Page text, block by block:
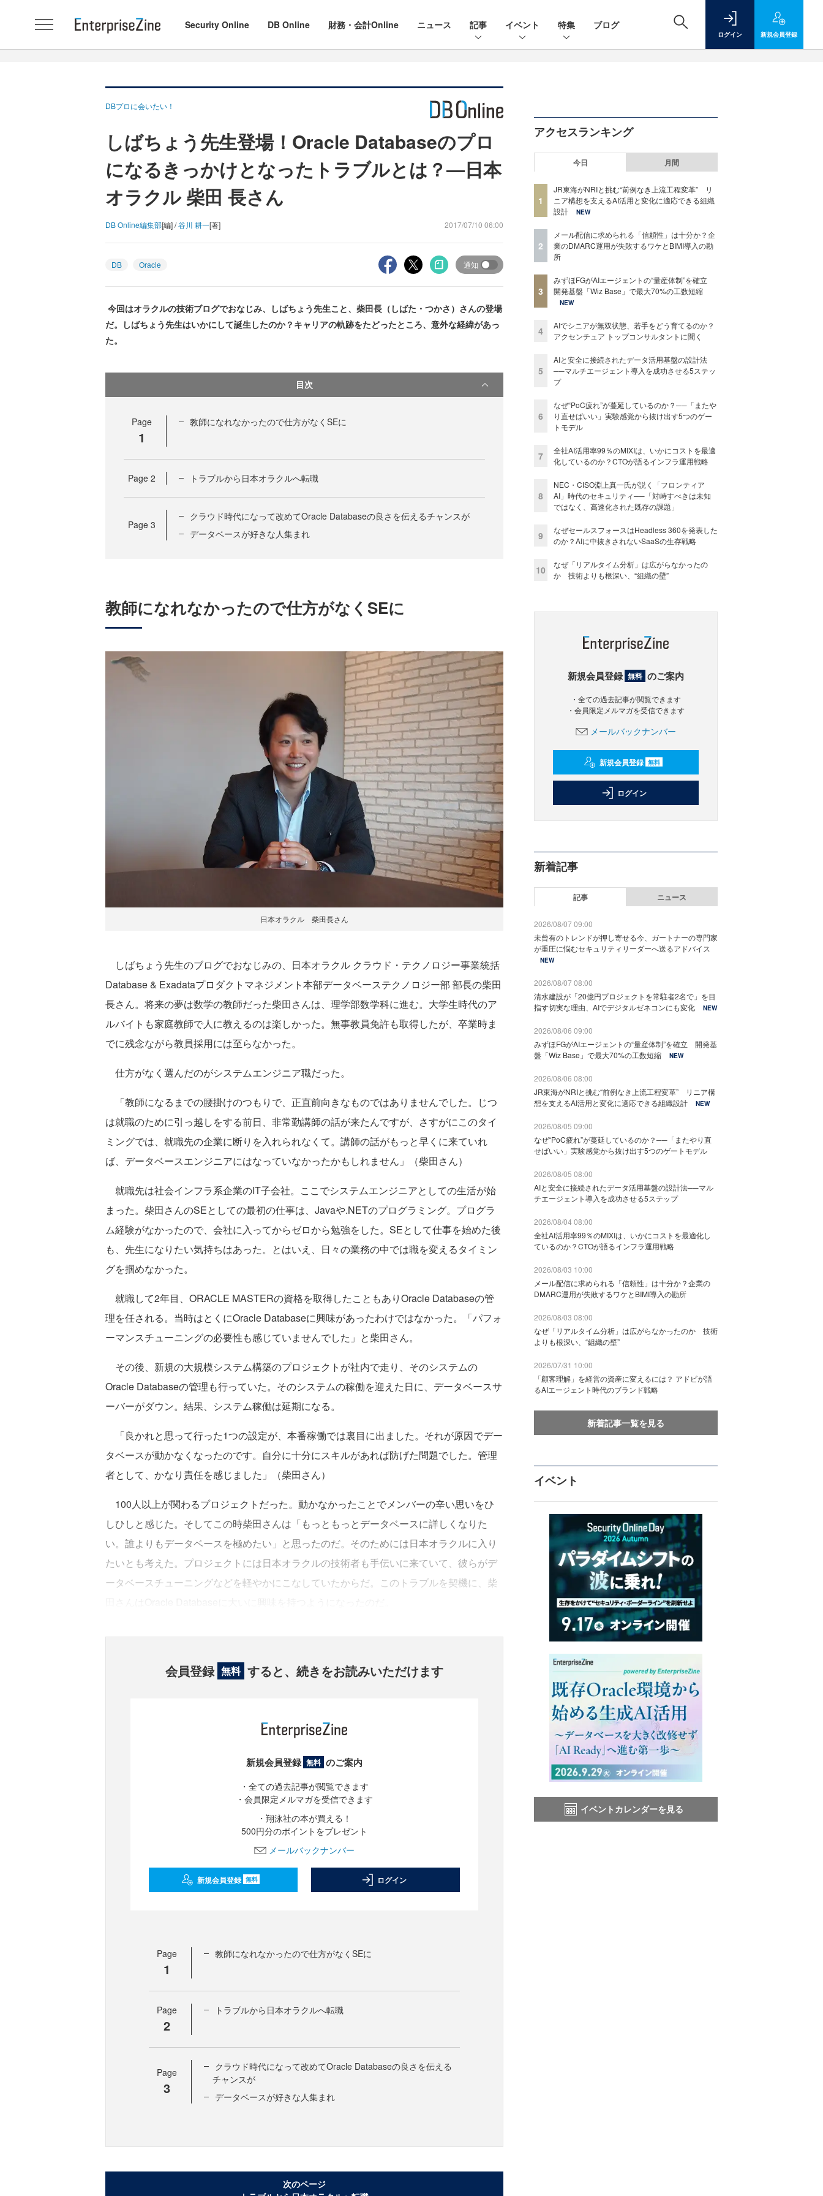
Security Online DB Online 財務・会計Online ニュース 記事 イベント 特集 ブログ
ログイン 新規会員登録
DBプロに会いたい！
しばちょう先生登場！Oracle Databaseのプロ
になるきっかけとなったトラブルとは？―日本
オラクル 柴田 長さん
DB Online編集部[編] /谷川 耕一[著] 2017/07/10 06:00
DB Oracle 通知
今回はオラクルの技術ブログでおなじみ、しばちょう先生こと、柴田長（しばた・つかさ）さんの登場
だ。しばちょう先生はいかにして誕生したのか？キャリアの軌跡をたどったところ、意外な経緯があっ
た。
目次
Page
1
教師になれなかったので仕方がなくSEに
Page 2 トラブルから日本オラクルへ転職
Page 3
クラウド時代になって改めてOracle Databaseの良さを伝えるチャンスが
データベースが好きな人集まれ
教師になれなかったので仕方がなくSEに
日本オラクル 柴田長さん
しばちょう先生のブログでおなじみの、日本オラクル クラウド・テクノロジー事業統括
Database & Exadataプロダクトマネジメント本部データベーステクノロジー部 部長の柴田
長さん。将来の夢は数学の教師だった柴田さんは、理学部数学科に進む。大学生時代のア
ルバイトも家庭教師で人に教えるのは楽しかった。無事教員免許も取得したが、卒業時ま
でに残念ながら教員採用には至らなかった。
仕方がなく選んだのがシステムエンジニア職だった。
「教師になるまでの腰掛けのつもりで、正直前向きなものではありませんでした。じつ
は就職のために引っ越しをする前日、非常勤講師の話が来たんですが、さすがにこのタイ
ミングでは、就職先の企業に断りを入れられなくて。講師の話がもっと早くに来ていれ
ば、データベースエンジニアにはなっていなかったかもしれません」（柴田さん）
就職先は社会インフラ系企業のIT子会社。ここでシステムエンジニアとしての生活が始
まった。柴田さんのSEとしての最初の仕事は、Javaや.NETのプログラミング。プログラ
ム経験がなかったので、会社に入ってからゼロから勉強をした。SEとして仕事を始めた後
も、先生になりたい気持ちはあった。とはいえ、日々の業務の中では職を変えるタイミン
グを掴めなかった。
就職して2年目、ORACLE MASTERの資格を取得したこともありOracle Databaseの管
理を任される。当時はとくにOracle Databaseに興味があったわけではなかった。「パフォ
ーマンスチューニングの必要性も感じていませんでした」と柴田さん。
その後、新規の大規模システム構築のプロジェクトが社内で走り、そのシステムの
Oracle Databaseの管理も行っていた。そのシステムの稼働を迎えた日に、データベースサ
ーバーがダウン。結果、システム稼働は延期になる。
「良かれと思って行った1つの設定が、本番稼働では裏目に出ました。それが原因でデー
タベースが動かなくなったのです。自分に十分にスキルがあれば防げた問題でした。管理
者として、かなり責任を感じました」（柴田さん）
100人以上が関わるプロジェクトだった。動かなかったことでメンバーの辛い思いをひ
しひしと感じた。そしてこの時柴田さんは「もっともっとデータベースに詳しくなりた
い。誰よりもデータベースを極めたい」と思ったのだ。そのためには日本オラクルに入り
たいとも考えた。プロジェクトには日本オラクルの技術者も手伝いに来ていて、彼らがデ
ータベースチューニングなどを軽やかにこなしていたからだ。このトラブルを契機に、柴
会員登録 無料 すると、続きをお読みいただけます
新規会員登録 無料 のご案内
・全ての過去記事が閲覧できます
・会員限定メルマガを受信できます
・翔泳社の本が買える！
500円分のポイントをプレゼント
メールバックナンバー
新規会員登録 無料 ログイン
Page
1
教師になれなかったので仕方がなくSEに
Page
2
トラブルから日本オラクルへ転職
Page
3
クラウド時代になって改めてOracle Databaseの良さを伝える
チャンスが
データベースが好きな人集まれ
次のページ
アクセスランキング
今日 月間
1
JR東海がNRIと挑む“前例なき上流工程変革” リ
ニア構想を支えるAI活用と変化に適応できる組織
設計
NEW
2
メール配信に求められる「信頼性」は十分か？企
業のDMARC運用が失敗するワケとBIMI導入の勘
所
3
みずほFGがAIエージェントの“量産体制”を確立
開発基盤「Wiz Base」で最大70%の工数短縮
NEW
4
AIでシニアが無双状態、若手をどう育てるのか？
アクセンチュア トップコンサルタントに聞く
5
AIと安全に接続されたデータ活用基盤の設計法
──マルチエージェント導入を成功させる5ステッ
プ
6
なぜ“PoC疲れ”が蔓延しているのか？──「またや
り直せばいい」実験感覚から抜け出す5つのゲー
トモデル
7
全社AI活用率99％のMIXIは、いかにコストを最適
化しているのか？CTOが語るインフラ運用戦略
8
NEC・CISO淵上真一氏が説く「フロンティア
AI」時代のセキュリティ──「対峙すべきは未知
ではなく、高速化された既存の課題」
9
なぜセールスフォースはHeadless 360を発表した
のか？AIに中抜きされないSaaSの生存戦略
10
なぜ「リアルタイム分析」は広がらなかったの
か 技術よりも根深い、“組織の壁”
新規会員登録 無料 のご案内
・全ての過去記事が閲覧できます
・会員限定メルマガを受信できます
メールバックナンバー
新規会員登録 無料
ログイン
新着記事
記事 ニュース
2026/08/07 09:00
未曾有のトレンドが押し寄せる今、ガートナーの専門家
が重圧に悩むセキュリティリーダーへ送るアドバイス
NEW
2026/08/07 08:00
清水建設が「20億円プロジェクトを常駐者2名で」を目
指す切実な理由、AIでデジタルゼネコンにも変化
NEW
2026/08/06 09:00
みずほFGがAIエージェントの“量産体制”を確立 開発基
盤「Wiz Base」で最大70%の工数短縮
NEW
2026/08/06 08:00
JR東海がNRIと挑む“前例なき上流工程変革” リニア構
想を支えるAI活用と変化に適応できる組織設計
NEW
2026/08/05 09:00
なぜ“PoC疲れ”が蔓延しているのか？──「またやり直
せばいい」実験感覚から抜け出す5つのゲートモデル
2026/08/05 08:00
AIと安全に接続されたデータ活用基盤の設計法──マル
チエージェント導入を成功させる5ステップ
2026/08/04 08:00
全社AI活用率99％のMIXIは、いかにコストを最適化し
ているのか？CTOが語るインフラ運用戦略
2026/08/03 10:00
メール配信に求められる「信頼性」は十分か？企業の
DMARC運用が失敗するワケとBIMI導入の勘所
2026/08/03 08:00
なぜ「リアルタイム分析」は広がらなかったのか 技術
よりも根深い、“組織の壁”
2026/07/31 10:00
「顧客理解」を経営の資産に変えるには？ アドビが語
るAIエージェント時代のブランド戦略
新着記事一覧を見る
イベント
イベントカレンダーを見る